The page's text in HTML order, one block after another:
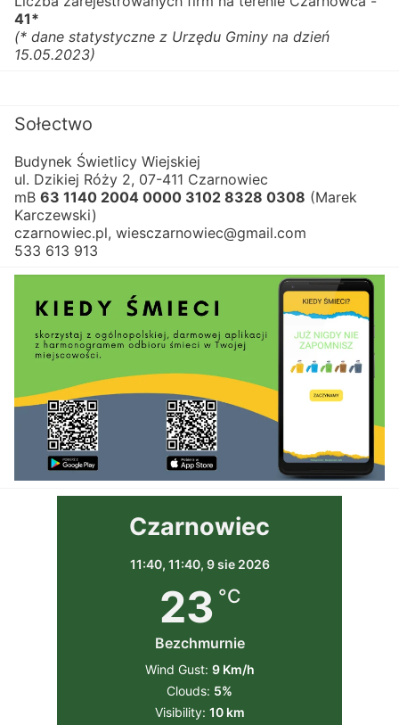
41*
(* dane statystyczne z Urzędu Gminy na dzień
15.05.2023)
Sołectwo
Budynek Świetlicy Wiejskiej
ul. Dzikiej Róży 2, 07-411 Czarnowiec
mB 63 1140 2004 0000 3102 8328 0308 (Marek
Karczewski)
czarnowiec.pl, wiesczarnowiec@gmail.com
533 613 913
Czarnowiec
11:40, 11:40, 9 sie 2026
23 °C
Bezchmurnie
Wind Gust: 9 Km/h
Clouds: 5%
Visibility: 10 km